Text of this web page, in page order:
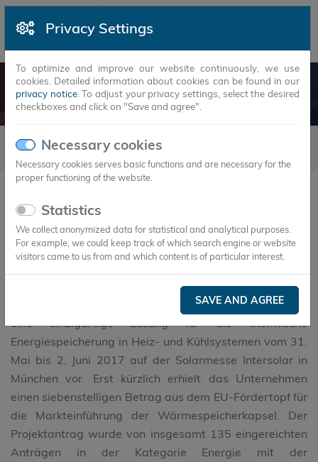
Privacy Settings
To optimize and improve our website continuously, we use
cookies. Detailed information about cookies can be found in our
privacy notice. To adjust your privacy settings, select the desired
checkboxes and click on "Save and agree".
Necessary cookies
Necessary cookies serves basic functions and are necessary for the
proper functioning of the website.
Statistics
We collect anonymized data for statistical and analytical purposes.
For example, we could keep track of which search engine or website
visitors came to us from and which content is of particular interest.
SAVE AND AGREE
NEWS
Newsarticles 2017
6
16.06.2017 - EU-Spitzenförderprojekt Heatsel® auf Intersolar
EU-Spitzenförderprojekt Heatsel® auf
Intersolar
ESDA präsentiert innovative Wärmespeicherkapsel
auf Intersolar-Messe
Die Thüringer ESDA Technologie GmbH stellt Heatsel®,
eine einzigartige Lösung für die thermische
Energiespeicherung in Heiz- und Kühlsystemen vom 31.
Mai bis 2. Juni 2017 auf der Solarmesse Intersolar in
München vor. Erst kürzlich erhielt das Unternehmen
einen siebenstelligen Betrag aus dem EU-Fördertopf für
die Markteinführung der Wärmespeicherkapsel. Der
Projektantrag wurde von insgesamt 135 eingereichten
Anträgen in der Kategorie Energie mit der